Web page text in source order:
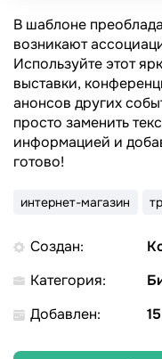
В шаблоне
возникают
Используйте этот
выставки,
анонсов других
просто заменить
информацией и
готово!
интернет-магазин
Создан:
Категория:
Добавлен: